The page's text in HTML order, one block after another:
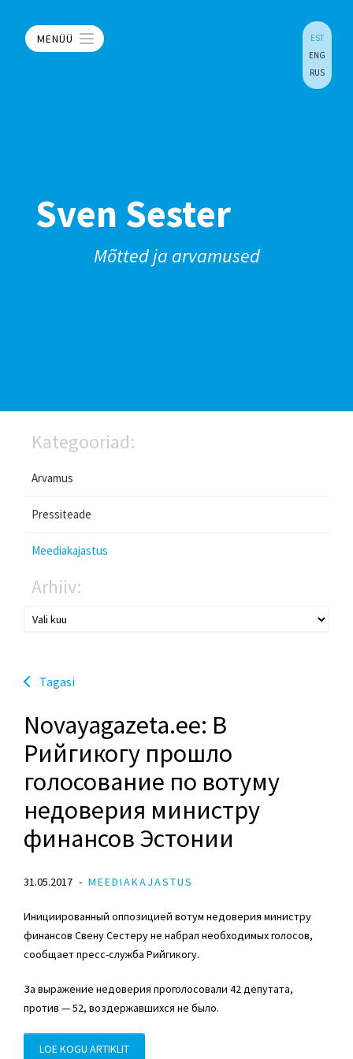
MENÜÜ
EST
ENG
RUS
Sven Sester
Mõtted ja arvamused
Kategooriad:
Arvamus
Pressiteade
Meediakajastus
Arhiiv:
Tagasi
Novayagazeta.ee: В
Рийгикогу прошло
голосование по вотуму
недоверия министру
финансов Эстонии
31.05.2017 MEEDIAKAJASTUS
Инициированный оппозицией вотум недоверия министру
финансов Свену Сестеру не набрал необходимых голосов,
сообщает пресс-служба Рийгикогу.
За выражение недоверия проголосовали 42 депутата,
против — 52, воздержавшихся не было.
LOE KOGU ARTIKLIT